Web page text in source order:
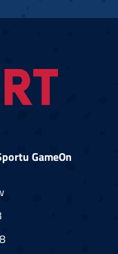
GameOn